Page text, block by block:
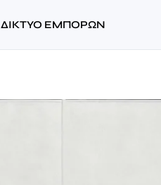
ΔΙΚΤΥΟ ΕΜΠΟΡΩΝ